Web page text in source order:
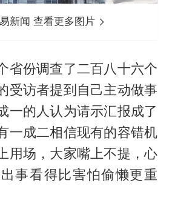
新闻 查看更多图片
省份调查了二百八十六个
受访者提到自己主动做事
一的人认为请示汇报成了
一成二相信现有的容错机
用场，大家嘴上不提，心
事看得比害怕偷懒更重